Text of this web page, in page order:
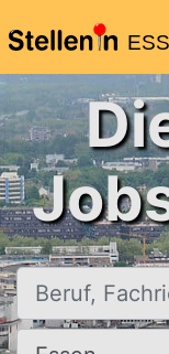
Beruf,
Ort, Stadt